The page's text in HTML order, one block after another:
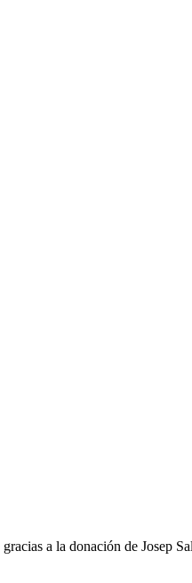
a la donación de Josep